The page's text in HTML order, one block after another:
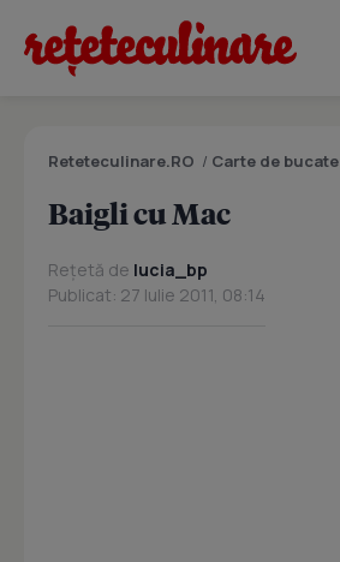
Reteteculinare.RO / Carte de bucate
Baigli cu Mac
Rețetă de lucia_bp
Publicat: 27 Iulie 2011, 08:14